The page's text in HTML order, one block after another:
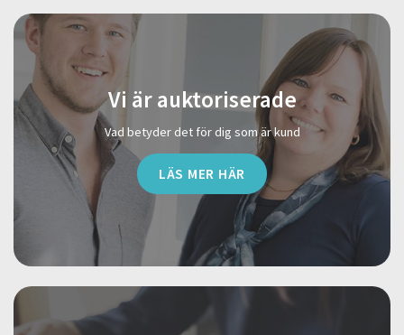
Vi är auktoriserade
Vad betyder det för dig som är kund
LÄS MER HÄR